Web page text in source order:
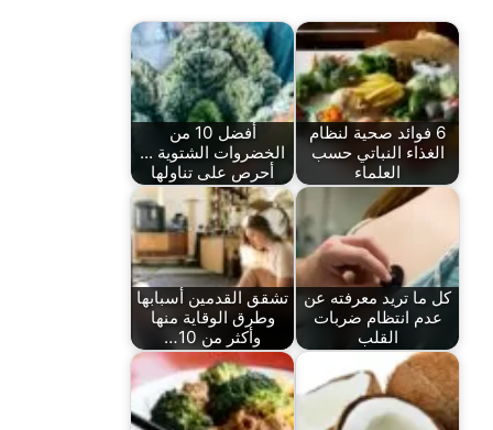
6 فوائد صحية لنظام
الغذاء النباتي حسب
العلماء
أفضل 10 من
الخضروات الشتوية ...
أحرص على تناولها
كل ما تريد معرفته عن
عدم انتظام ضربات
القلب
تشقق القدمين أسبابها
وطرق الوقاية منها
وأكثر من 10…